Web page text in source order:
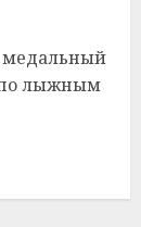
медальный
по лыжным